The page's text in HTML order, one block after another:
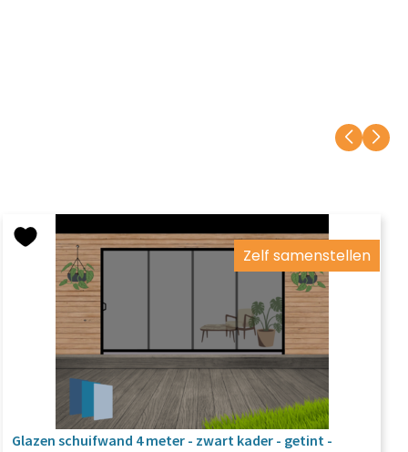
Zelf samenstellen
Glazen schuifwand 4 meter - zwart kader - getint -